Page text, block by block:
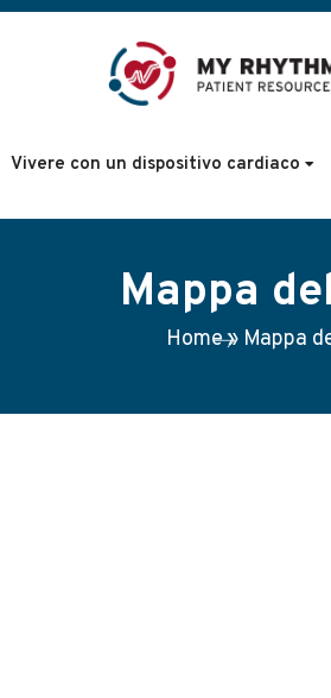
Vivere con un dispositivo cardiaco
Mappa
Home» Mappa